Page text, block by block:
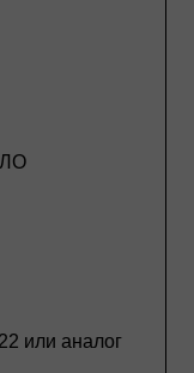
или аналог